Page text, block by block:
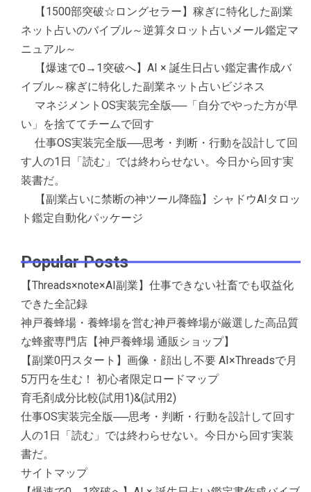
【1500部突破☆ロングセラー】稼ぎに特化した副業
ネット占いのバイブル～逆算タロット占いメール鑑定マ
ニュアル～
【爆速で0→1突破へ】AI × 誕生日占い鑑定書作成バ
イブル～稼ぎに特化した副業ネット占いビジネス
マネジメントOS実装完全版──「自分でやった方が早
い」を捨ててチームで回す
仕事OS実装完全版──思考・判断・行動を設計して回
す人の1日「読む」では終わらせない。今日から回す実
装書だ。
【副業占いに禁断の神ツール降臨】シャドウAIタロッ
ト鑑定自動化パッケージ
Popular Posts
【Threads×note×AI副業】仕事できない社畜でも収益化
できた全記録
神戸養蜂場・養蜂場を営む神戸養蜂場が厳選した高品質
な蜂蜜専門店【神戸養蜂場 通販ショップ】
【副業0円スタート】画像・顔出し不要 AI×Threadsで月
5万円を生む！ 初心者限定ロードマップ
育毛剤成分比較(試用1)&(試用2)
仕事OS実装完全版──思考・判断・行動を設計して回す
人の1日「読む」では終わらせない。今日から回す実装
書だ。
サイトマップ